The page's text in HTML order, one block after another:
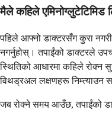
मैले कहिले एमिनोग्लुटेटिमिड
पहिले आफ्नो डाक्टरसँग कुरा
नगर्नुहोस्। तपाईंको डाक्टरले
स्थितिको आधारमा कहिले रोक्न
विथड्रअल लक्षणहरू निम्त्याउन
जब रोक्ने समय आउँछ, तपाईंको